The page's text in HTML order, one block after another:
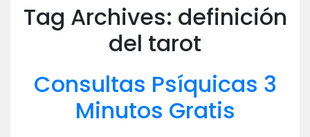
Tag Archives: definición
del tarot
Consultas Psíquicas 3
Minutos Gratis